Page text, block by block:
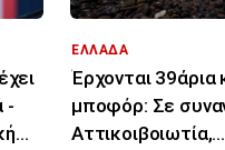
-
ΕΛΛΑΔΑ
Έρχονται 39άρια
μποφόρ: Σε
Αττικοιβοιωτία,